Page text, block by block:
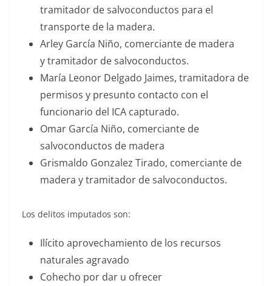
tramitador de salvoconductos para el
transporte de la madera.
Arley García Niño, comerciante de madera
y tramitador de salvoconductos.
María Leonor Delgado Jaimes, tramitadora de
permisos y presunto contacto con el
funcionario del ICA capturado.
Omar García Niño, comerciante de
salvoconductos de madera
Grismaldo Gonzalez Tirado, comerciante de
madera y tramitador de salvoconductos.
Los delitos imputados son:
Ilícito aprovechamiento de los recursos
naturales agravado
Cohecho por dar u ofrecer